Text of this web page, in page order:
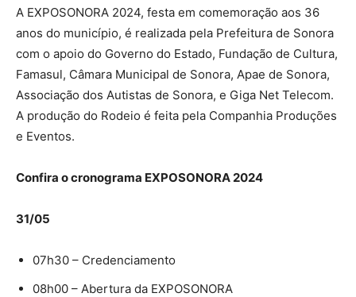
A EXPOSONORA 2024, festa em comemoração aos 36
anos do município, é realizada pela Prefeitura de Sonora
com o apoio do Governo do Estado, Fundação de Cultura,
Famasul, Câmara Municipal de Sonora, Apae de Sonora,
Associação dos Autistas de Sonora, e Giga Net Telecom.
A produção do Rodeio é feita pela Companhia Produções
e Eventos.
Confira o cronograma EXPOSONORA 2024
31/05
07h30 – Credenciamento
08h00 – Abertura da EXPOSONORA